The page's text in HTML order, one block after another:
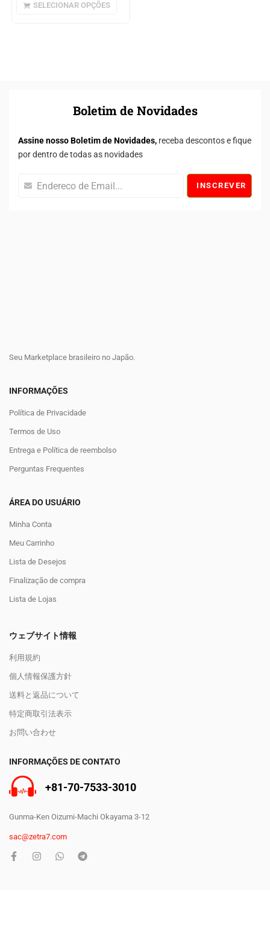
SELECIONAR OPÇÕES
Boletim de Novidades
Assine nosso Boletim de Novidades, receba descontos e fique
por dentro de todas as novidades
INSCREVER
Seu Marketplace brasileiro no Japão.
INFORMAÇÕES
Política de Privacidade
Termos de Uso
Entrega e Política de reembolso
Perguntas Frequentes
ÁREA DO USUÁRIO
Minha Conta
Meu Carrinho
Lista de Desejos
Finalização de compra
Lista de Lojas
ウェブサイト情報
利用規約
個人情報保護方針
送料と返品について
特定商取引法表示
お問い合わせ
INFORMAÇÕES DE CONTATO
+81-70-7533-3010
Gunma-Ken Oizumi-Machi Okayama 3-12
sac@zetra7.com